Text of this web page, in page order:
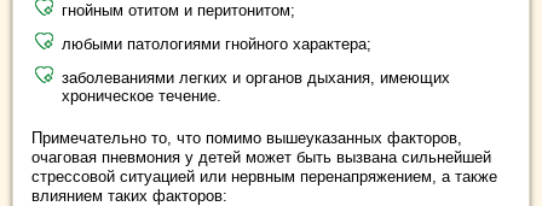
гнойным отитом и перитонитом;
любыми патологиями гнойного характера;
заболеваниями легких и органов дыхания, имеющих
хроническое течение.
Примечательно то, что помимо вышеуказанных факторов,
очаговая пневмония у детей может быть вызвана сильнейшей
стрессовой ситуацией или нервным перенапряжением, а также
влиянием таких факторов: